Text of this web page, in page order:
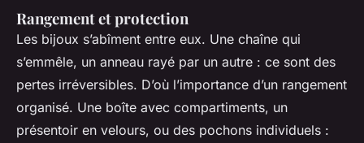
Rangement et protection
Les bijoux s’abîment entre eux. Une chaîne qui
s’emmêle, un anneau rayé par un autre : ce sont des
pertes irréversibles. D’où l’importance d’un rangement
organisé. Une boîte avec compartiments, un
présentoir en velours, ou des pochons individuels :